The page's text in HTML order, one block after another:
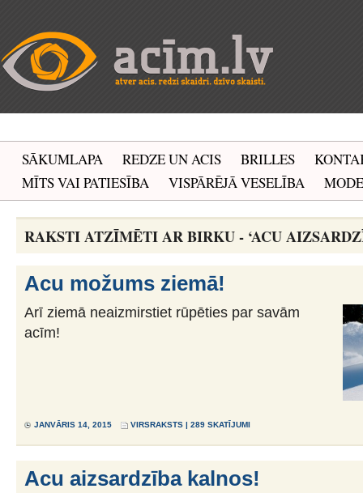
SĀKUMLAPA REDZE UN ACIS BRILLES
MĪTS VAI PATIESĪBA
VISPĀRĒJĀ VESELĪBA MODE
RAKSTI ATZĪMĒTI AR BIRKU - ‘ACU
Acu možums ziemā!
Arī ziemā neaizmirstiet rūpēties par savām
acīm!
JANVĀRIS 14, 2015 VIRSRAKSTS | 289 SKATĪJUMI
Acu aizsardzība kalnos!